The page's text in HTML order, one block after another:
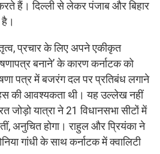
हैं। दिल्ली से लेकर पंजाब और बिहार
प्रचार के लिए अपने एकीकृत
बनाने’ के कारण कर्नाटक को
पत्र में बजरंग दल पर प्रतिबंध लगाने
की आवश्यकता थी। यह उल्लेख नहीं
जोड़ो यात्रा ने 21 विधानसभा सीटों में
अनुचित होगा। राहुल और प्रियंका ने
गांधी के साथ कर्नाटक में क्वालिटी